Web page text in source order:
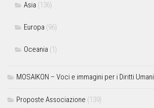
Asia (136)
Europa (96)
Oceania (1)
MOSAIKON – Voci e immagini per i Diritti Umani
Proposte Associazione (139)